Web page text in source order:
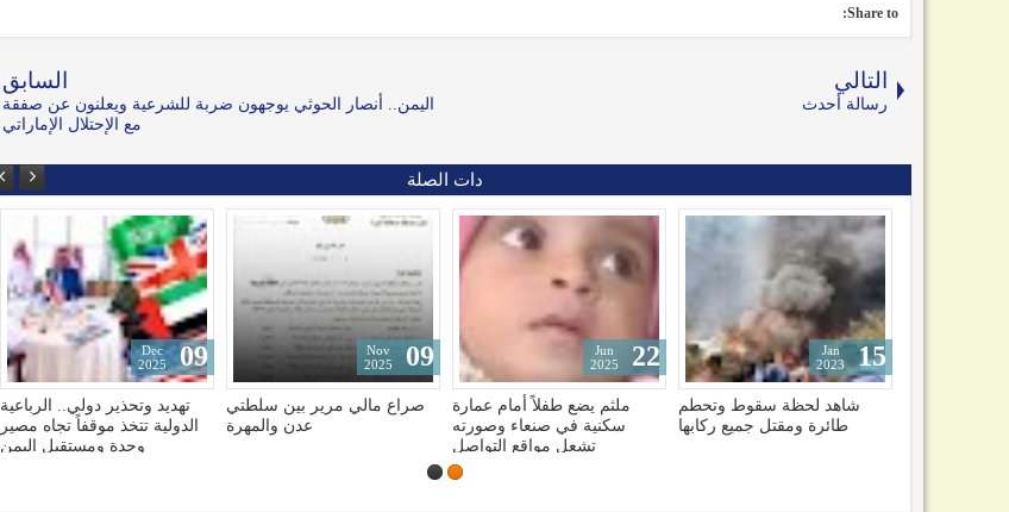
Share to:
التالي
رسالة أحدث
السابق
اليمن.. أنصار الحوثي يوجهون ضربة للشرعية ويعلنون عن صفقة
مع الإحتلال الإماراتي
دات الصلة
الإعلام الأمريكي يكشف تهرّب
"بايدن" من مخابراته ولجوءه
للكلاب البوليسية
13
Jan
2023
تهديد وتحذير دولي.. الرباعية
الدولية تتخذ موقفاً تجاه مصير
09
Dec
2025
صراع مالي مرير بين سلطتي
عدن والمهرة
09
Nov
2025
ملثم يضع طفلاً أمام عمارة
سكنية في صنعاء وصورته
22
Jun
2025